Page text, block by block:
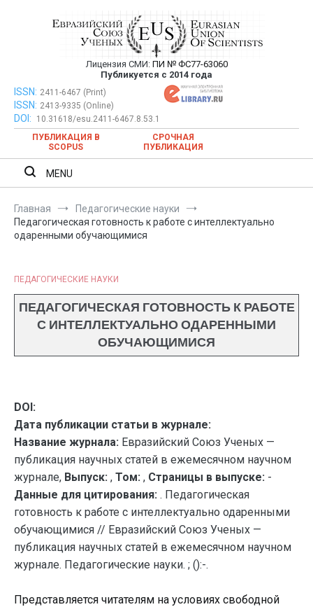
Евразийский Союз Ученых —
публикация научных статей в
ежемесячном научном журнале
Лицензия СМИ: ПИ № ФС77-63060
Публикуется с 2014 года
Евразийский Союз Ученых — публикация научных статей в
ежемесячном научном журнале
ISSN: 2411-6467 (Print)
ISSN: 2413-9335 (Online)
DOI:
10.31618/esu.2411-6467.8.53.1
ПУБЛИКАЦИЯ В
SCOPUS
СРОЧНАЯ
ПУБЛИКАЦИЯ
MENU
Главная
Педагогические науки
Педагогическая готовность к работе с интеллектуально
одаренными обучающимися
ПЕДАГОГИЧЕСКИЕ НАУКИ
ПЕДАГОГИЧЕСКАЯ ГОТОВНОСТЬ К РАБОТЕ
С ИНТЕЛЛЕКТУАЛЬНО ОДАРЕННЫМИ
ОБУЧАЮЩИМИСЯ
DOI:
Дата публикации статьи в журнале:
Название журнала: Евразийский Союз Ученых —
публикация научных статей в ежемесячном научном
журнале, Выпуск: , Том: , Страницы в выпуске: -
Данные для цитирования: . Педагогическая
готовность к работе с интеллектуально одаренными
обучающимися // Евразийский Союз Ученых —
публикация научных статей в ежемесячном научном
журнале. Педагогические науки. ; ():-.
Представляется читателям на условиях свободной